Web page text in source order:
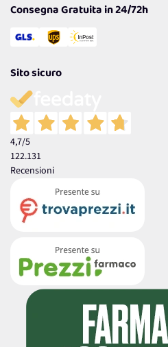
Consegna Gratuita in 24/72h
Sito sicuro
4,7/5
122.131
Recensioni